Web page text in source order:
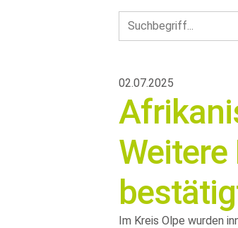
02.07.2025
Weitere
Im Kreis Olpe wurden